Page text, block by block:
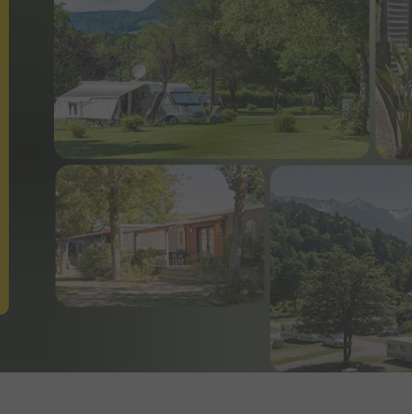
naar staanplaatsen
huuraccommodaties om te zoeken naar huuraccommodaties